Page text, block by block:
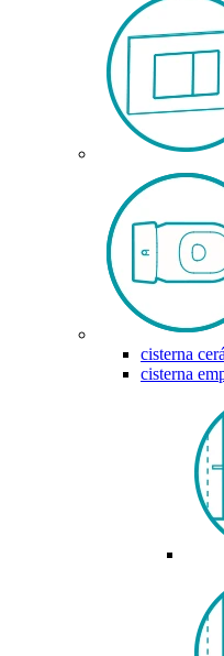
cisterna
cisterna